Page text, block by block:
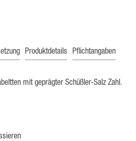
Produktdetails Pflichtangaben
mit geprägter Schüßler-Salz Zahl.